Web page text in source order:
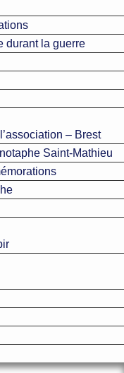
durant la guerre
– Brest
Saint-Mathieu